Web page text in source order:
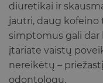
diuretikai ir
jautri, daug
simptomus gali dar
įtariate vaistų
nereikėtų –
odontologu.